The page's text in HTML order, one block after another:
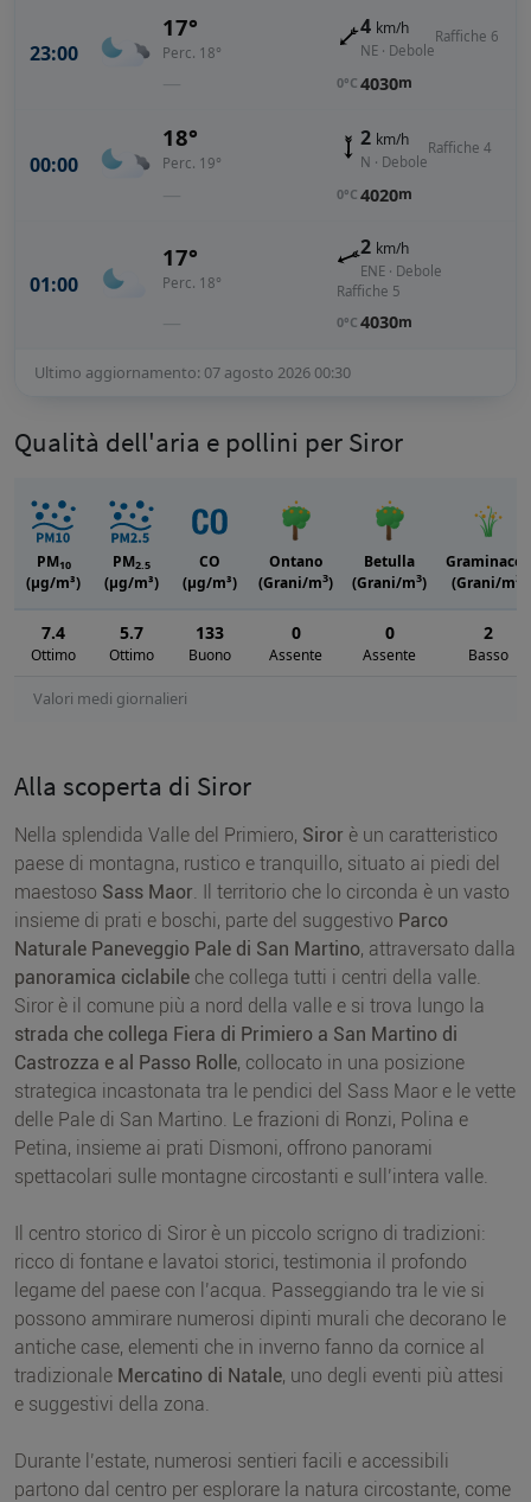
23:00
17°
Perc. 18°
—
4 km/h
NE · Debole
Raffiche 6
0°C 4030m
00:00
18°
Perc. 19°
—
2 km/h
N · Debole
Raffiche 4
0°C 4020m
01:00
17°
Perc. 18°
—
2 km/h
ENE · Debole
Raffiche 5
0°C 4030m
Ultimo aggiornamento: 07 agosto 2026 00:30
Qualità dell'aria e pollini per Siror
Valori medi giornalieri
PM10
(μg/m³)
PM2.5
(μg/m³)
CO
(μg/m³)
Ontano
(Grani/m3)
Betulla
(Grani/m3)
Graminacee
(Grani/m3
7.4
Ottimo
5.7
Ottimo
133
Buono
0
Assente
0
Assente
2
Basso
Alla scoperta di Siror
Nella splendida Valle del Primiero, Siror è un caratteristico
paese di montagna, rustico e tranquillo, situato ai piedi del
maestoso Sass Maor. Il territorio che lo circonda è un vasto
insieme di prati e boschi, parte del suggestivo Parco
Naturale Paneveggio Pale di San Martino, attraversato dalla
panoramica ciclabile che collega tutti i centri della valle.
Siror è il comune più a nord della valle e si trova lungo la
strada che collega Fiera di Primiero a San Martino di
Castrozza e al Passo Rolle, collocato in una posizione
strategica incastonata tra le pendici del Sass Maor e le vette
delle Pale di San Martino. Le frazioni di Ronzi, Polina e
Petina, insieme ai prati Dismoni, offrono panorami
spettacolari sulle montagne circostanti e sull’intera valle.
Il centro storico di Siror è un piccolo scrigno di tradizioni:
ricco di fontane e lavatoi storici, testimonia il profondo
legame del paese con l’acqua. Passeggiando tra le vie si
possono ammirare numerosi dipinti murali che decorano le
antiche case, elementi che in inverno fanno da cornice al
tradizionale Mercatino di Natale, uno degli eventi più attesi
e suggestivi della zona.
Durante l’estate, numerosi sentieri facili e accessibili
partono dal centro per esplorare la natura circostante, come